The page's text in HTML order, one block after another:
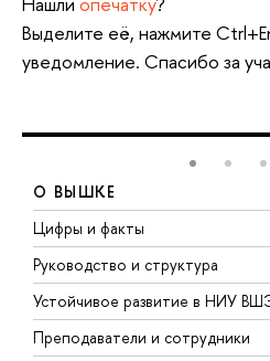
Выделите её, нажмите
уведомление. Спасибо за
О ВЫШКЕ
Цифры и факты
Руководство и структура
Устойчивое развитие в НИУ
Преподаватели и сотрудники